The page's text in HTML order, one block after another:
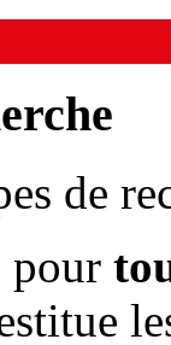
de
pour